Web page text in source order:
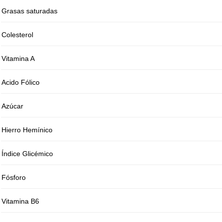
Grasas saturadas
Colesterol
Vitamina A
Acido Fólico
Azúcar
Hierro Hemínico
Índice Glicémico
Fósforo
Vitamina B6